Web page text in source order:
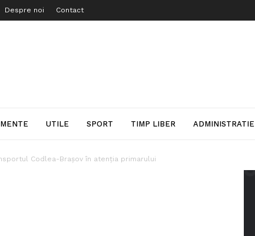
Despre noi Contact
UTILE SPORT TIMP LIBER ADMINISTRATIE
Codlea-Brașov în atenția primarului